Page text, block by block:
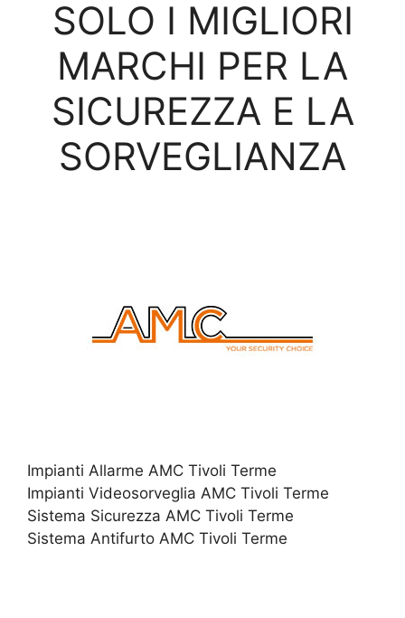
SOLO I MIGLIORI
MARCHI PER LA
SICUREZZA E LA
SORVEGLIANZA
Impianti Allarme AMC Tivoli Terme
Impianti Videosorveglia AMC Tivoli Terme
Sistema Sicurezza AMC Tivoli Terme
Sistema Antifurto AMC Tivoli Terme